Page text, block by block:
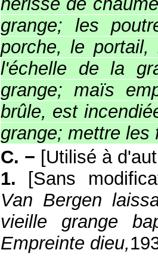
grange; les
porche, le
l'échelle de la
grange; maïs
brûle, est
grange; mettre les
C. − [Utilisé à
1.
[Sans
Van Bergen
vieille grange
Empreinte dieu,